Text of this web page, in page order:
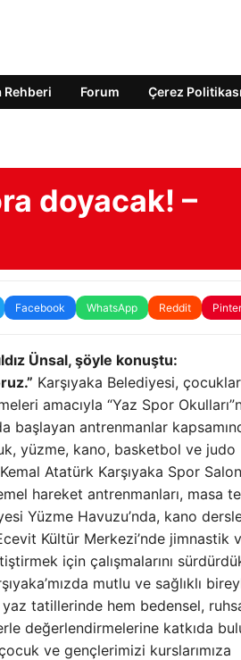
Rehberi Forum Çerez Politikası
doyacak! –
Facebook WhatsApp Reddit
Ünsal, şöyle konuştu:
Karşıyaka Belediyesi,
amacıyla “Yaz Spor
başlayan antrenmanlar
yüzme, kano, basketbol ve judo
Atatürk Karşıyaka Spor
hareket antrenmanları, masa
Yüzme Havuzu’nda, kano
Kültür Merkezi’nde jimnastik
için çalışmalarını
mutlu ve sağlıklı
tatillerinde hem bedensel,
değerlendirmelerine katkıda
ve gençlerimizi kurslarımıza